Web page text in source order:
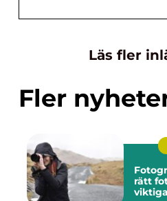
Läs fler
Fler
Fotograf
rätt